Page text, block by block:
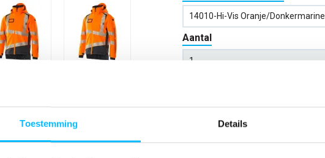
Toestemming Details
14010-Hi-Vis Oranje/donkermarine
Aantal
Kies kleur/maat